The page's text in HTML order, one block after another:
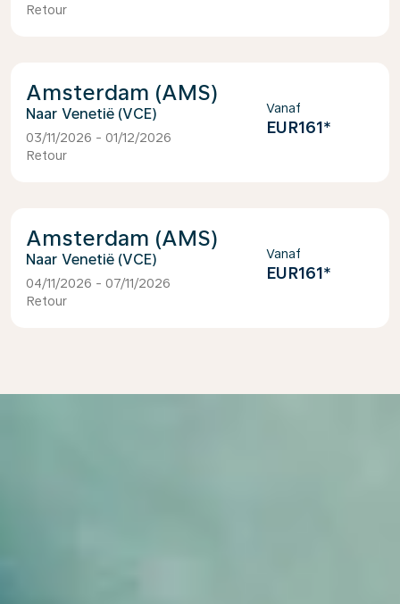
Retour
Amsterdam (AMS)
Venetië (VCE)
03/11/2026 - 01/12/2026
Retour
Vanaf
EUR161*
Amsterdam (AMS)
Venetië (VCE)
04/11/2026 - 07/11/2026
Retour
Vanaf
EUR161*